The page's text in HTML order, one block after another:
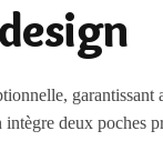
deux poches